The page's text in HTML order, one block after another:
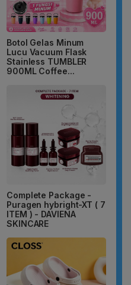
Botol Gelas Minum
Lucu Vacuum Flask
Stainless TUMBLER
900ML Coffee...
Complete Package -
Puragen hybright-XT ( 7
ITEM ) - DAVIENA
SKINCARE